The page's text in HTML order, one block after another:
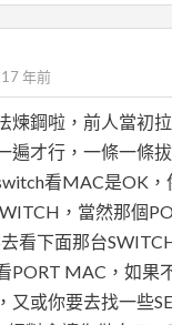
17 年前
煉鋼啦，前人當初
遍才行，一條一條
看MAC是OK，
，當然那個
看下面那台
PORT MAC，如果
又或你要去找一些